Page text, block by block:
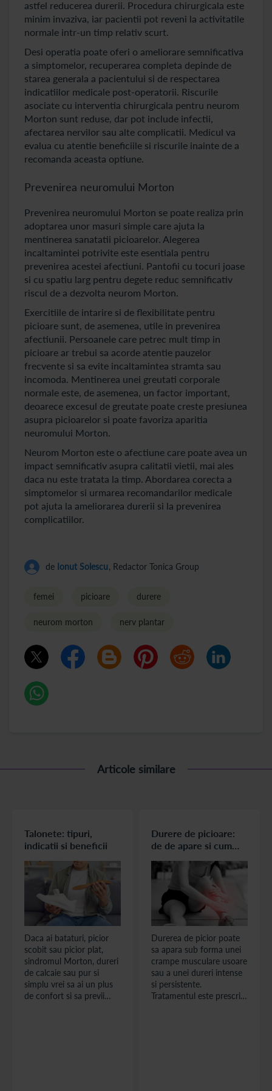
astfel reducerea durerii. Procedura chirurgicala este
minim invaziva, iar pacientii pot reveni la activitatile
normale intr-un timp relativ scurt.
Desi operatia poate oferi o ameliorare semnificativa
a simptomelor, recuperarea completa depinde de
starea generala a pacientului si de respectarea
indicatiilor medicale post-operatorii. Riscurile
asociate cu interventia chirurgicala pentru neurom
Morton sunt reduse, dar pot include infectii,
afectarea nervilor sau alte complicatii. Medicul va
evalua cu atentie beneficiile si riscurile inainte de a
recomanda aceasta optiune.
Prevenirea neuromului Morton
Prevenirea neuromului Morton se poate realiza prin
adoptarea unor masuri simple care ajuta la
mentinerea sanatatii picioarelor. Alegerea
incaltamintei potrivite este esentiala pentru
prevenirea acestei afectiuni. Pantofii cu tocuri joase
si cu spatiu larg pentru degete reduc semnificativ
riscul de a dezvolta neurom Morton.
Exercitiile de intarire si de flexibilitate pentru
picioare sunt, de asemenea, utile in prevenirea
afectiunii. Persoanele care petrec mult timp in
picioare ar trebui sa acorde atentie pauzelor
frecvente si sa evite incaltamintea stramta sau
incomoda. Mentinerea unei greutati corporale
normale este, de asemenea, un factor important,
deoarece excesul de greutate poate creste presiunea
asupra picioarelor si poate favoriza aparitia
neuromului Morton.
Neurom Morton este o afectiune care poate avea un
impact semnificativ asupra calitatii vietii, mai ales
daca nu este tratata la timp. Abordarea corecta a
simptomelor si urmarea recomandarilor medicale
pot ajuta la ameliorarea durerii si la prevenirea
complicatiilor.
de Ionut Solescu, Redactor Tonica Group
femei picioare durere
neurom morton nerv plantar
Articole similare
Talonete: tipuri,
indicatii si beneficii
Daca ai bataturi, picior
scobit sau picior plat,
sindromul Morton, dureri
de calcaie sau pur si
simplu vrei sa ai un plus
de confort si sa previi
Durere de picioare:
de de apare si cum
Durerea de picior poate
sa apara sub forma unei
crampe musculare usoare
sau a unei dureri intense
si persistente.
Tratamentul este prescris